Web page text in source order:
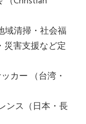
清掃・社会福
災害支援など定
カー （台湾・
ンス（日本・長